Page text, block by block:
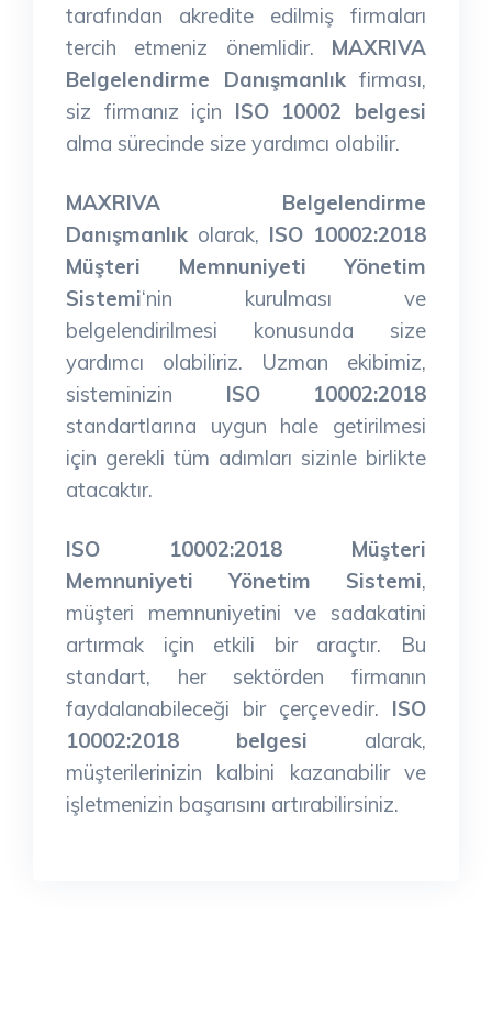
tarafından akredite edilmiş firmaları
tercih etmeniz önemlidir. MAXRIVA
Belgelendirme Danışmanlıkfirması,
siz firmanız için ISO 10002 belgesi
alma sürecinde size yardımcı olabilir.
MAXRIVA Belgelendirme
Danışmanlık olarak, ISO 10002:2018
Müşteri Memnuniyeti Yönetim
Sistemi‘nin kurulması ve
belgelendirilmesi konusunda size
yardımcı olabiliriz. Uzman ekibimiz,
sisteminizin ISO 10002:2018
standartlarına uygun hale getirilmesi
için gerekli tüm adımları sizinle birlikte
atacaktır.
ISO 10002:2018 Müşteri
Memnuniyeti Yönetim Sistemi,
müşteri memnuniyetini ve sadakatini
artırmak için etkili bir araçtır. Bu
standart, her sektörden firmanın
faydalanabileceği bir çerçevedir. ISO
10002:2018 belgesi alarak,
müşterilerinizin kalbini kazanabilir ve
işletmenizin başarısını artırabilirsiniz.